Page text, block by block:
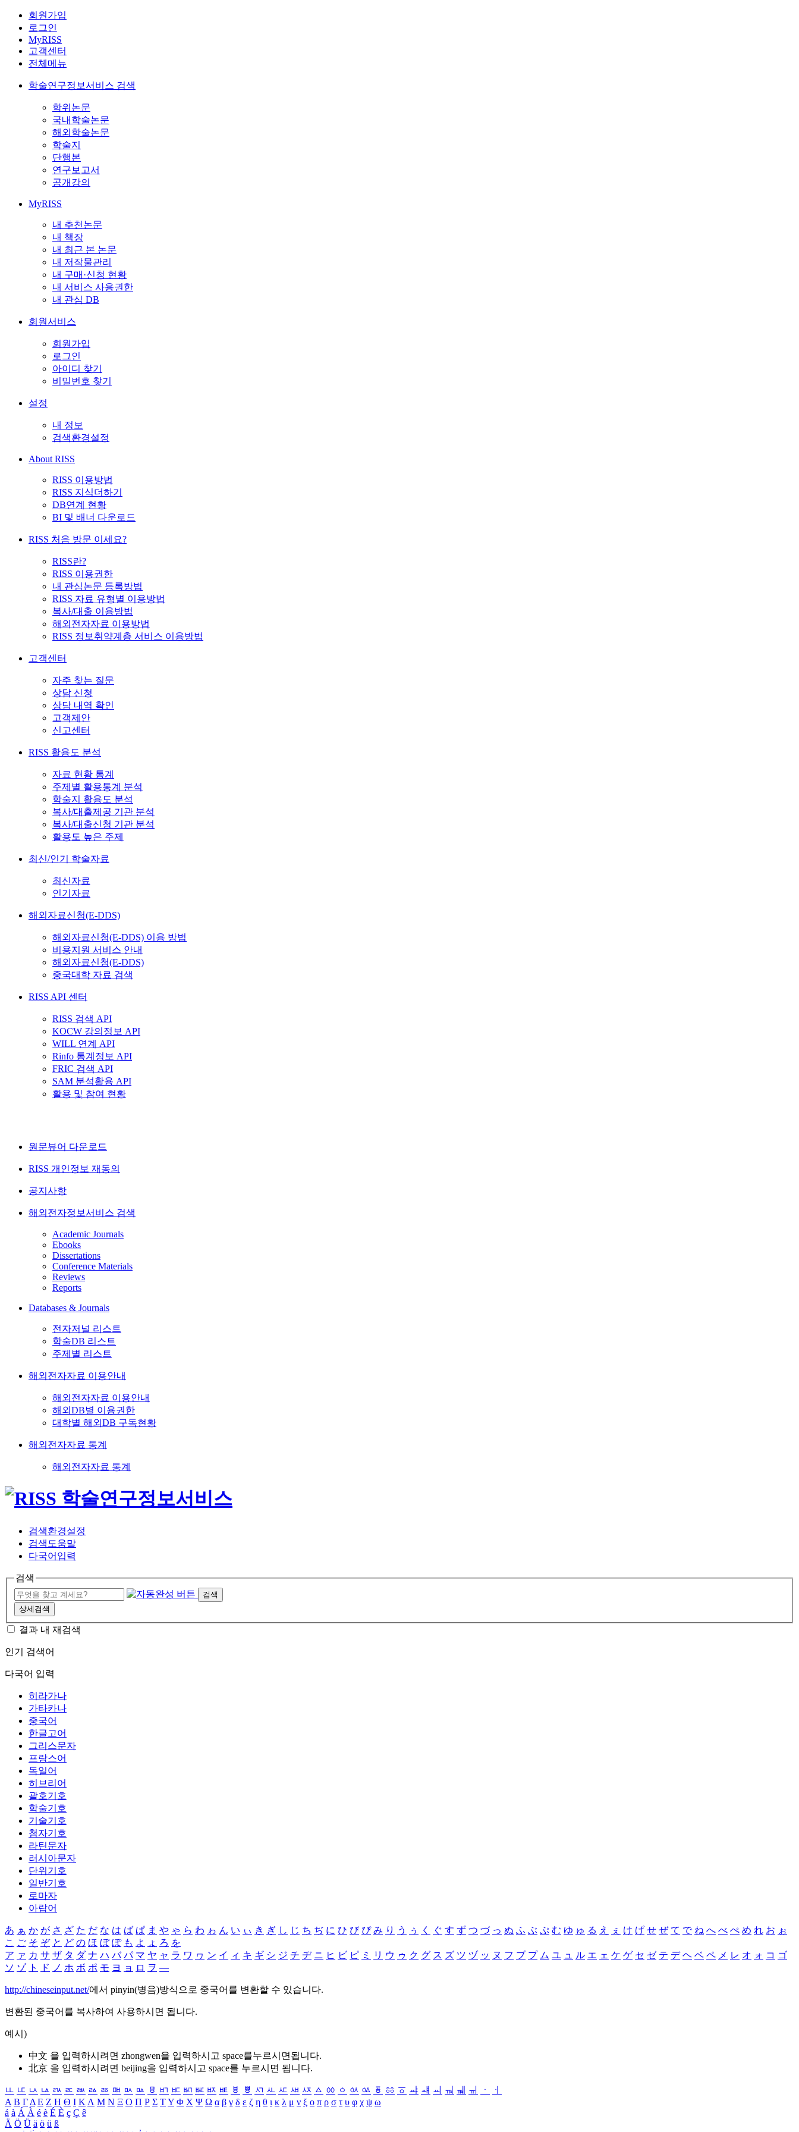
회원가입
로그인
MyRISS
고객센터
전체메뉴
학술연구정보서비스 검색
학위논문
국내학술논문
해외학술논문
학술지
단행본
연구보고서
공개강의
MyRISS
내 추천논문
내 책장
내 최근 본 논문
내 저작물관리
내 구매·신청 현황
내 서비스 사용권한
내 관심 DB
회원서비스
회원가입
로그인
아이디 찾기
비밀번호 찾기
설정
내 정보
검색환경설정
About RISS
RISS 이용방법
RISS 지식더하기
DB연계 현황
BI 및 배너 다운로드
RISS 처음 방문 이세요?
RISS란?
RISS 이용권한
내 관심논문 등록방법
RISS 자료 유형별 이용방법
복사/대출 이용방법
해외전자자료 이용방법
RISS 정보취약계층 서비스 이용방법
고객센터
자주 찾는 질문
상담 신청
상담 내역 확인
고객제안
신고센터
RISS 활용도 분석
자료 현황 통계
주제별 활용통계 분석
학술지 활용도 분석
복사/대출제공 기관 분석
복사/대출신청 기관 분석
활용도 높은 주제
최신/인기 학술자료
최신자료
인기자료
해외자료신청(E-DDS)
해외자료신청(E-DDS) 이용 방법
비용지원 서비스 안내
해외자료신청(E-DDS)
중국대학 자료 검색
RISS API 센터
RISS 검색 API
KOCW 강의정보 API
WILL 연계 API
Rinfo 통계정보 API
FRIC 검색 API
SAM 분석활용 API
활용 및 참여 현황
원문뷰어 다운로드
RISS 개인정보 재동의
공지사항
해외전자정보서비스 검색
Academic Journals
Ebooks
Dissertations
Conference Materials
Reviews
Reports
Databases & Journals
전자저널 리스트
학술DB 리스트
주제별 리스트
해외전자자료 이용안내
해외전자자료 이용안내
해외DB별 이용권한
대학별 해외DB 구독현황
해외전자자료 통계
해외전자자료 통계
검색환경설정
검색도움말
다국어입력
검색
검색
상세검색
결과 내 재검색
인기 검색어
다국어 입력
히라가나
가타카나
중국어
한글고어
그리스문자
프랑스어
독일어
히브리어
괄호기호
학술기호
기술기호
첨자기호
라틴문자
러시아문자
단위기호
일반기호
로마자
아랍어
あ ぁ か が さ ざ た だ な は ば ぱ ま や ゃ ら わ ゎ ん い ぃ き ぎ し じ ち ぢ に ひ び ぴ み り う ぅ く ぐ す ず つ づ っ ぬ ふ ぶ ぷ む ゆ ゅ る え ぇ け げ せ ぜ て で ね へ べ ぺ め れ お ぉ
こ ご そ ぞ と ど の ほ ぼ ぽ も よ ょ ろ を
ア ァ カ サ ザ タ ダ ナ ハ バ パ マ ヤ ャ ラ ワ ヮ ン イ ィ キ ギ シ ジ チ ヂ ニ ヒ ビ ピ ミ リ ウ ゥ ク グ ス ズ ツ ヅ ッ ヌ フ ブ プ ム ユ ュ ル エ ェ ケ ゲ セ ゼ テ デ ヘ ベ ペ メ レ オ ォ コ ゴ
ソ ゾ ト ド ノ ホ ボ ポ モ ヨ ョ ロ ヲ ―
http://chineseinput.net/에서 pinyin(병음)방식으로 중국어를 변환할 수 있습니다.
변환된 중국어를 복사하여 사용하시면 됩니다.
예시)
中文 을 입력하시려면 zhongwen을 입력하시고 space를누르시면됩니다.
北京 을 입력하시려면 beijing을 입력하시고 space를 누르시면 됩니다.
ㅥ ㅦ ㅧ ㅨ ㅩ ㅪ ㅫ ㅬ ㅭ ㅮ ㅯ ㅰ ㅱ ㅲ ㅳ ㅴ ㅵ ㅶ ㅷ ㅸ ㅹ ㅺ ㅻ ㅼ ㅽ ㅾ ㅿ ㆀ ㆁ ㆂ ㆃ ㆄ ㆅ ㆆ ㆇ ㆈ ㆉ ㆊ ㆋ ㆌ ㆍ
ㆎ
Α Β ΓΔ Ε Ζ Η Θ Ι ΚΛ Μ Ν Ξ Ο Π Ρ Σ ΤΥ Φ Χ Ψ Ω α β γ δ ε ζ η θ ι κ λ μ ν ξ ο π ρ σ τ υ φ χ ψ ω
á à Á À é è É È ç Ç ê
Ä Ö Ü ä ö ü ß